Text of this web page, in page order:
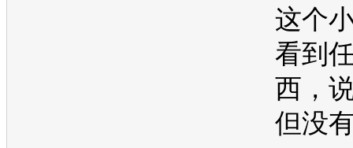
这个
看到
西，
但没